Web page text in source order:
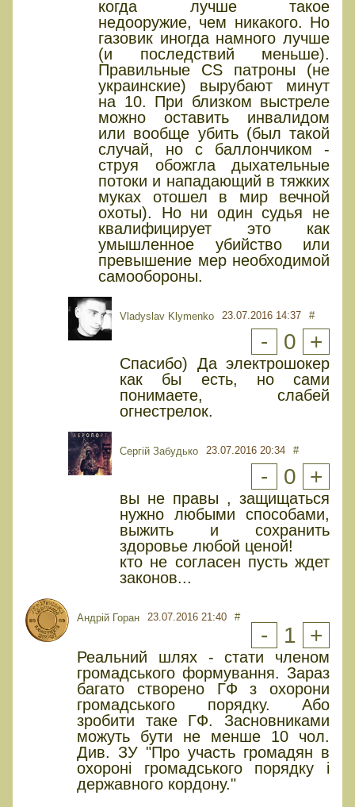
когда лучше такое
недооружие, чем никакого. Но
газовик иногда намного лучше
(и последствий меньше).
Правильные CS патроны (не
украинские) вырубают минут
на 10. При близком выстреле
можно оставить инвалидом
или вообще убить (был такой
случай, но с баллончиком -
струя обожгла дыхательные
потоки и нападающий в тяжких
муках отошел в мир вечной
охоты). Но ни один судья не
квалифицирует это как
умышленное убийство или
превышение мер необходимой
самообороны.
Vladyslav Klymenko 23.07.2016 14:37 #
- 0 +
Спасибо) Да электрошокер
как бы есть, но сами
понимаете, слабей
огнестрелок.
Сергій Забудько 23.07.2016 20:34 #
- 0 +
вы не правы , защищаться
нужно любыми способами,
выжить и сохранить
здоровье любой ценой!
кто не согласен пусть ждет
законов...
Андрій Горан 23.07.2016 21:40 #
- 1 +
Реальний шлях - стати членом
громадського формування. Зараз
багато створено ГФ з охорони
громадського порядку. Або
зробити таке ГФ. Засновниками
можуть бути не менше 10 чол.
Див. ЗУ "Про участь громадян в
охороні громадського порядку і
державного кордону."